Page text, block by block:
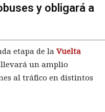
y obligará a
etapa de la Vuelta
un amplio
al tráfico en distintos